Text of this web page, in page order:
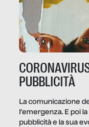
PUBBLICITÀ
La comunicazione
l’emergenza. E poi
pubblicità e la sua